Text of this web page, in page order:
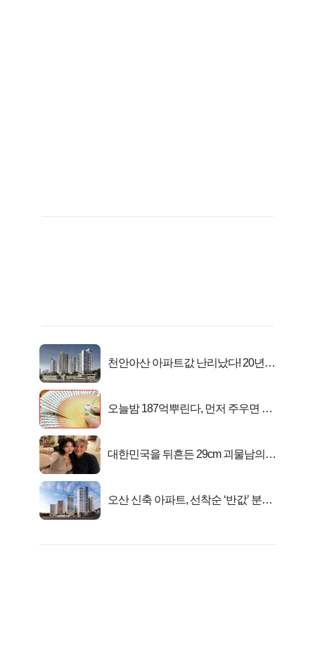
천안아산 아파트값 난리났다! 20년
오늘밤 187억뿌린다, 먼저 주우면 최
대한민국을 뒤흔든 29cm 괴물남의
오산 신축 아파트, 선착순 ‘반값’ 분양